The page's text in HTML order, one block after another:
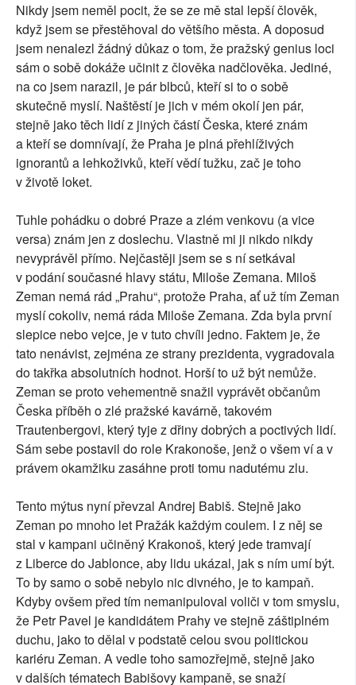
Nikdy jsem neměl pocit, že se ze mě stal lepší člověk,
když jsem se přestěhoval do většího města. A doposud
jsem nenalezl žádný důkaz o tom, že pražský genius loci
sám o sobě dokáže učinit z člověka nadčlověka. Jediné,
na co jsem narazil, je pár blbců, kteří si to o sobě
skutečně myslí. Naštěstí je jich v mém okolí jen pár,
stejně jako těch lidí z jiných částí Česka, které znám
a kteří se domnívají, že Praha je plná přehlíživých
ignorantů a lehkoživků, kteří vědí tužku, zač je toho
v životě loket.
Tuhle pohádku o dobré Praze a zlém venkovu (a vice
versa) znám jen z doslechu. Vlastně mi ji nikdo nikdy
nevyprávěl přímo. Nejčastěji jsem se s ní setkával
v podání současné hlavy státu, Miloše Zemana. Miloš
Zeman nemá rád „Prahu“, protože Praha, ať už tím Zeman
myslí cokoliv, nemá ráda Miloše Zemana. Zda byla první
slepice nebo vejce, je v tuto chvíli jedno. Faktem je, že
tato nenávist, zejména ze strany prezidenta, vygradovala
do takřka absolutních hodnot. Horší to už být nemůže.
Zeman se proto vehementně snažil vyprávět občanům
Česka příběh o zlé pražské kavárně, takovém
Trautenbergovi, který tyje z dřiny dobrých a poctivých lidí.
Sám sebe postavil do role Krakonoše, jenž o všem ví a v
právem okamžiku zasáhne proti tomu nadutému zlu.
Tento mýtus nyní převzal Andrej Babiš. Stejně jako
Zeman po mnoho let Pražák každým coulem. I z něj se
stal v kampani učiněný Krakonoš, který jede tramvají
z Liberce do Jablonce, aby lidu ukázal, jak s ním umí být.
To by samo o sobě nebylo nic divného, je to kampaň.
Kdyby ovšem před tím nemanipuloval voliči v tom smyslu,
že Petr Pavel je kandidátem Prahy ve stejně záštiplném
duchu, jako to dělal v podstatě celou svou politickou
kariéru Zeman. A vedle toho samozřejmě, stejně jako
v dalších tématech Babišovy kampaně, se snaží